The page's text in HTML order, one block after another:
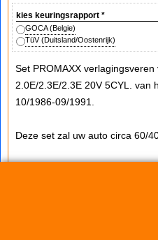
kies keuringsrapport *
GOCA (Belgie)
TüV (Duitsland/Oostenrijk)
Set PROMAXX verlagingsveren
2.0E/2.3E/2.3E 20V 5CYL. van
10/1986-09/1991.
Deze set zal uw auto circa 60/